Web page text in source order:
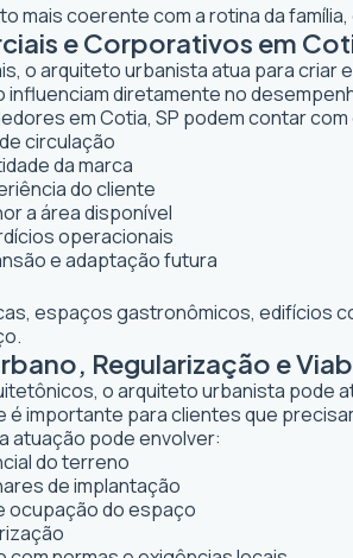
mais coerente com a rotina da
e Corporativos em
o arquiteto urbanista atua para criar
diretamente no
em Cotia, SP podem contar
circulação
da marca
do cliente
a área disponível
operacionais
e adaptação futura
espaços gastronômicos, edifícios
Regularização e
o arquiteto urbanista pode
importante para clientes que
atuação pode envolver:
do terreno
de implantação
ocupação do espaço